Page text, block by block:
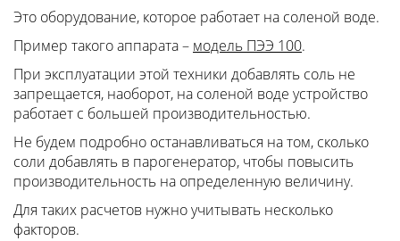
Это оборудование, которое работает на соленой воде.
Пример такого аппарата – модель ПЭЭ 100.
При эксплуатации этой техники добавлять соль не
запрещается, наоборот, на соленой воде устройство
работает с большей производительностью.
Не будем подробно останавливаться на том, сколько
соли добавлять в парогенератор, чтобы повысить
производительность на определенную величину.
Для таких расчетов нужно учитывать несколько
факторов.